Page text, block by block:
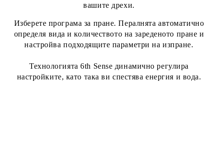
вашите дрехи.
Изберете програма за пране. Пералнята автоматично
определя вида и количеството на зареденото пране и
настройва подходящите параметри на изпране.
Технологията 6th Sense динамично регулира
настройките, като така ви спестява енергия и вода.